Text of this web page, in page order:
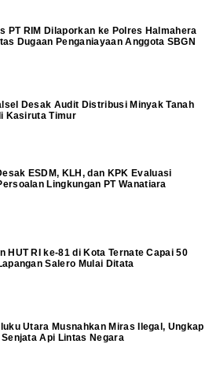
PT RIM Dilaporkan ke Polres Halmahera
Dugaan Penganiayaan Anggota SBGN
Desak Audit Distribusi Minyak Tanah
Kasiruta Timur
ESDM, KLH, dan KPK Evaluasi
Lingkungan PT Wanatiara
HUT RI ke-81 di Kota Ternate Capai 50
Salero Mulai Ditata
Utara Musnahkan Miras Ilegal, Ungkap
Api Lintas Negara